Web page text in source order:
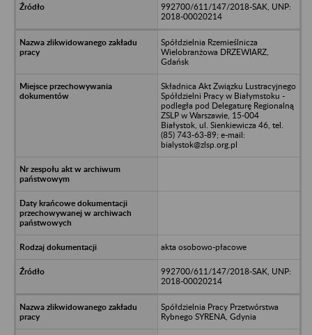
992700/611/147/2018-SAK, UNP:
2018-00020214
Spółdzielnia Rzemieślnicza
Wielobranżowa DRZEWIARZ,
Gdańsk
Składnica Akt Związku Lustracyjnego
Spółdzielni Pracy w Białymstoku -
podległa pod Delegaturę Regionalną
ZSLP w Warszawie, 15-004
Białystok, ul. Sienkiewicza 46, tel.
(85) 743-63-89; e-mail:
bialystok@zlsp.org.pl
akta osobowo-płacowe
992700/611/147/2018-SAK, UNP:
2018-00020214
Spółdzielnia Pracy Przetwórstwa
Rybnego SYRENA, Gdynia